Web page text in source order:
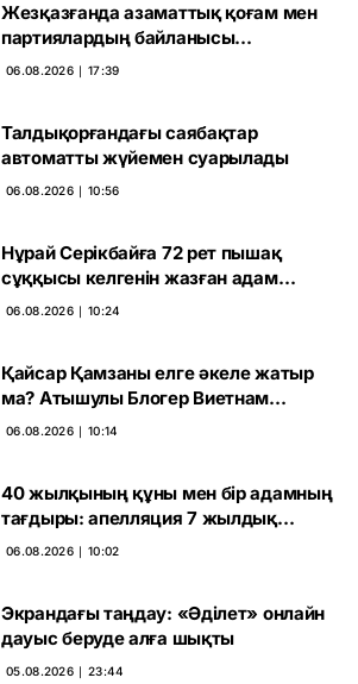
Жезқазғанда азаматтық қоғам мен
партиялардың байланысы
талқыланды
06.08.2026 ∣ 17:39
Талдықорғандағы саябақтар
автоматты жүйемен суарылады
06.08.2026 ∣ 10:56
Нұрай Серікбайға 72 рет пышақ
сұққысы келгенін жазған адам
ұсталды
06.08.2026 ∣ 10:24
Қайсар Қамзаны елге әкеле жатыр
ма? Атышулы Блогер Виетнам
әуежайында көзге түсті
06.08.2026 ∣ 10:14
40 жылқының құны мен бір адамның
тағдыры: апелляция 7 жылдық
үкімді бұзды
06.08.2026 ∣ 10:02
Экрандағы таңдау: «Әділет» онлайн
дауыс беруде алға шықты
05.08.2026 ∣ 23:44